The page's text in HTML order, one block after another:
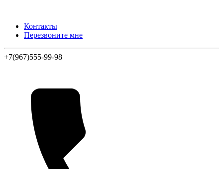
Контакты
Перезвоните мне
+7(967)555-99-98